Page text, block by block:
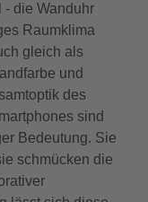
- die Wanduhr
Raumklima
gleich als
und
des
sind
Bedeutung. Sie
schmücken die